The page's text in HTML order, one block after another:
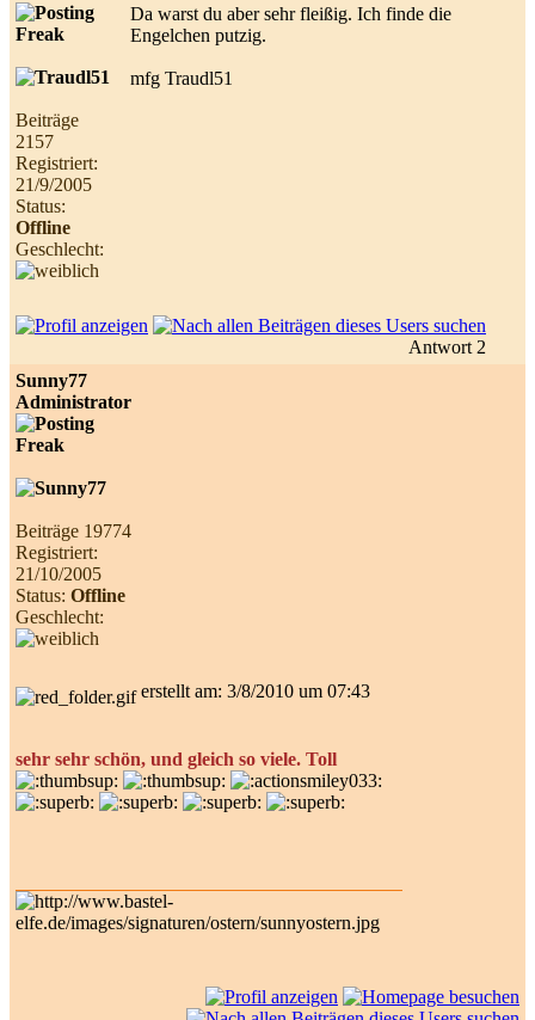
Beiträge
2157
Registriert:
21/9/2005
Status:
Offline
Geschlecht:
Da warst du aber sehr fleißig. Ich finde die
Engelchen putzig.
mfg Traudl51
Antwort 2
Sunny77
Administrator
Beiträge 19774
Registriert:
21/10/2005
Status: Offline
Geschlecht:
erstellt am: 3/8/2010 um 07:43
sehr sehr schön, und gleich so viele. Toll